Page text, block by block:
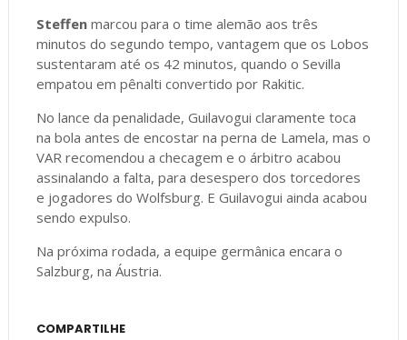
Steffenmarcou para o time alemão aos três
minutos do segundo tempo, vantagem que os Lobos
sustentaram até os 42 minutos, quando o Sevilla
empatou em pênalti convertido por Rakitic.
No lance da penalidade, Guilavogui claramente toca
na bola antes de encostar na perna de Lamela, mas o
VAR recomendou a checagem e o árbitro acabou
assinalando a falta, para desespero dos torcedores
e jogadores do Wolfsburg. E Guilavogui ainda acabou
sendo expulso.
Na próxima rodada, a equipe germânica encara o
Salzburg, na Áustria.
COMPARTILHE